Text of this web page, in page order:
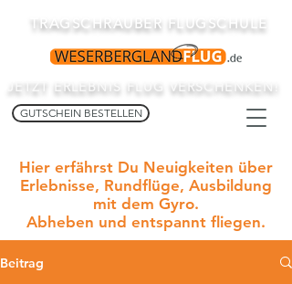
JETZT ERLEBNIS FLUG VERSCHENKEN!
GUTSCHEIN BESTELLEN
TRAGSCHRAUBER FLUGSCHULE
Hier erfährst Du Neuigkeiten über
Erlebnisse, Rundflüge, Ausbildung
mit dem Gyro.
Abheben und entspannt fliegen.
Beitrag